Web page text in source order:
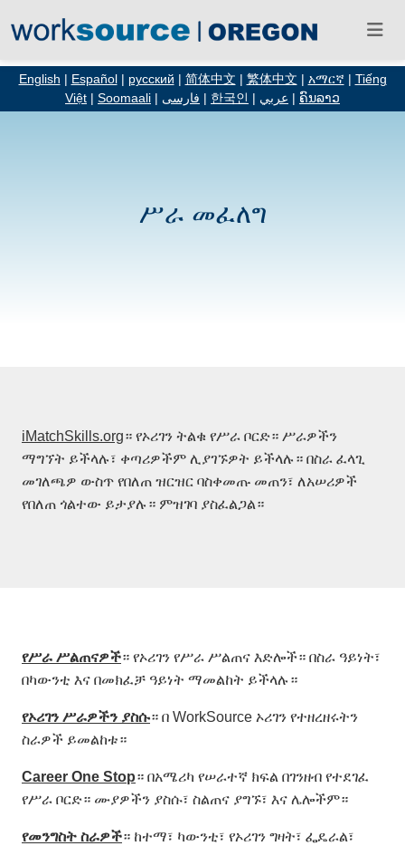
English Español русский 简体中文 繁体中文 አማርኛ
Tiếng
Việt
Soomaali فارسی 한국인 عربي ຄົນລາວ
ሥራ መፈለግ
iMatchSkills.org። የኦሪገን ትልቁ የሥራ ቦርድ። ሥራዎችን
ማግኘት ይችላሉ፣ ቀጣሪዎችም ሊያገኙዎት ይችላሉ። በስራ ፈላጊ
መገለጫዎ ውስጥ የበለጠ ዝርዝር ባስቀመጡ መጠን፣ ለአሠሪዎች
የበለጠ ጎልተው ይታያሉ። ምዝገባ ያስፈልጋል።
የሥራ ሥልጠናዎች። የኦሪገን የሥራ ሥልጠና እድሎች። በስራ ዓይነት፣
በካውንቲ እና በመክፈቻ ዓይነት ማመልከት ይችላሉ።
የኦሪገን ሥራዎችን ያስሱ። በ WorkSource ኦሪገን የተዘረዘሩትን
ስራዎች ይመልከቱ።
Career One Stop። በአሜሪካ የሠራተኛ ክፍል በገንዘብ የተደገፈ
የሥራ ቦርድ። ሙያዎችን ያስሱ፣ ስልጠና ያግኙ፣ እና ሌሎችም።
የመንግስት ስራዎች። ከተማ፣ ካውንቲ፣ የኦሪገን ግዛት፣ ፌዴራል፣